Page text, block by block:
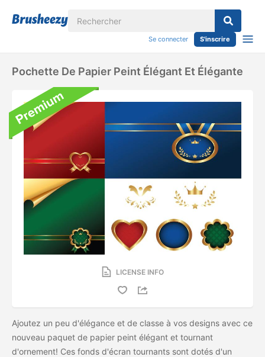
Se connecter S'inscrire
Pochette De Papier Peint Élégant Et Élégante
LICENSE INFO
Ajoutez un peu d'élégance et de classe à vos designs avec ce
nouveau paquet de papier peint élégant et tournant
d'ornement! Ces fonds d'écran tournants sont dotés d'un